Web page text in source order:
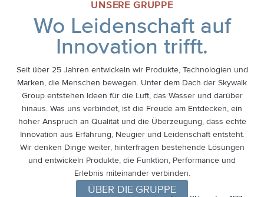
UNSERE GRUPPE
Wo Leidenschaft auf
Innovation trifft.
Seit über 25 Jahren entwickeln wir Produkte, Technologien und
Marken, die Menschen bewegen. Unter dem Dach der Skywalk
Group entstehen Ideen für die Luft, das Wasser und darüber
hinaus. Was uns verbindet, ist die Freude am Entdecken, ein
hoher Anspruch an Qualität und die Überzeugung, dass echte
Innovation aus Erfahrung, Neugier und Leidenschaft entsteht.
Wir denken Dinge weiter, hinterfragen bestehende Lösungen
und entwickeln Produkte, die Funktion, Performance und
Erlebnis miteinander verbinden.
ÜBER DIE GRUPPE